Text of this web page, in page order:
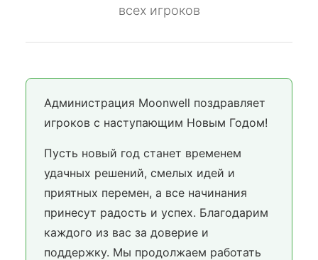
всех игроков
Администрация Moonwell поздравляет
игроков с наступающим Новым Годом!
Пусть новый год станет временем
удачных решений, смелых идей и
приятных перемен, а все начинания
принесут радость и успех. Благодарим
каждого из вас за доверие и
поддержку. Мы продолжаем работать